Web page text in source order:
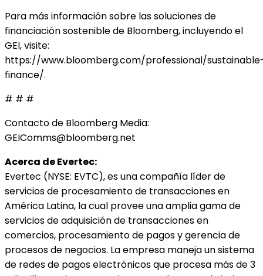
Para más información sobre las soluciones de
financiación sostenible de Bloomberg, incluyendo el
GEI, visite:
https://www.bloomberg.com/professional/
finance/.
# # #
Contacto de Bloomberg Media:
GEIComms@bloomberg.net
Acerca de Evertec:
Evertec (NYSE: EVTC), es una compañía líder de
servicios de procesamiento de transacciones en
América Latina, la cual provee una amplia gama de
servicios de adquisición de transacciones en
comercios, procesamiento de pagos y gerencia de
procesos de negocios. La empresa maneja un sistema
de redes de pagos electrónicos que procesa más de 3